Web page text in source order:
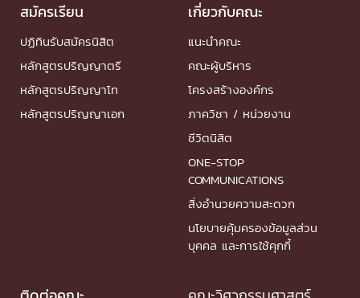
สมัครเรียน
ปฏิทินรับสมัครนิสิต
หลักสูตรปริญญาตรี
หลักสูตรปริญญาโท
หลักสูตรปริญญาเอก
เกี่ยวกับคณะ
แนะนำคณะ
คณะผู้บริหาร
โครงสร้างองค์กร
ภาควิชา / หน่วยงาน
ชีวิตนิสิต
ONE-STOP
COMMUNICATIONS
สิ่งอำนวยความสะดวก
นโยบายคุ้มครองข้อมูลส่วน
บุคคล และการใช้คุกกี้